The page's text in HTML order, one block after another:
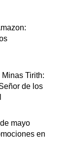
Minas Tirith:
de los
mayo
en